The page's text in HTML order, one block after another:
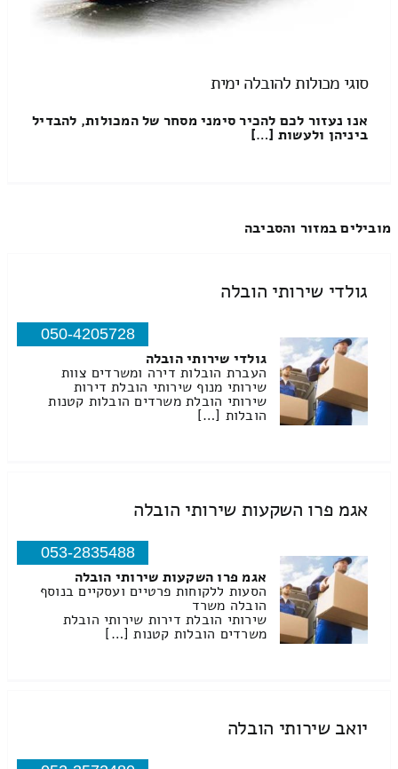
סוגי מכולות להובלה ימית
אנו נעזור לכם להכיר סימני מסחר של המכולות, להבדיל
ביניהן ולעשות […]
מובילים במזור והסביבה
גולדי שירותי הובלה
050-4205728
גולדי שירותי הובלה
העברת הובלות דירה ומשרדים צוות
שירותי מנוף שירותי הובלת דירות
שירותי הובלת משרדים הובלות קטנות
הובלות […]
אגמ פרו השקעות שירותי הובלה
053-2835488
אגמ פרו השקעות שירותי הובלה
הסעות ללקוחות פרטיים ועסקיים בנוסף
הובלה משרד
שירותי הובלת דירות שירותי הובלת
משרדים הובלות קטנות […]
יואב שירותי הובלה